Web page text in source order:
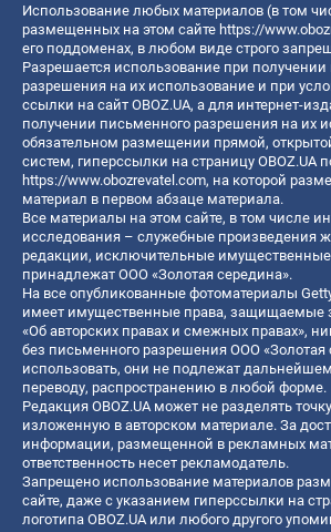
Использование любых материалов (в том
размещенных на этом сайте https://
его поддоменах, в любом виде строго
Разрешается использование при
разрешения на их использование и при
ссылки на сайт OBOZ.UA, а для интернет-
получении письменного разрешения на их
обязательном размещении прямой,
систем, гиперссылки на страницу OBOZ.UA
https://www.obozrevatel.com, на которой
материал в первом абзаце материала.
Все материалы на этом сайте, в том числе
исследования – служебные произведения
редакции, исключительные имущественные
принадлежат ООО «Золотая середина».
На все опубликованные фотоматериалы
имеет имущественные права, защищаемые
«Об авторских правах и смежных правах»,
без письменного разрешения ООО «Золотая
использовать, они не подлежат
переводу, распространению в любой форме.
Редакция OBOZ.UA может не разделять
изложенную в авторском материале. За
информации, размещенной в рекламных
ответственность несет рекламодатель.
Запрещено использование материалов
сайте, даже с указанием гиперссылки на
логотипа OBOZ.UA или любого другого